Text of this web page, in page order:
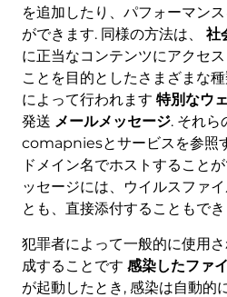
を追加したり、パフォーマン
ができます. 同様の方法は、 社
に正当なコンテンツにアクセ
ことを目的としたさまざまな
によって行われます 特別なウ
発送 メールメッセージ. それら
comapniesとサービスを参照
ドメイン名でホストすること
ッセージには、ウイルスファ
とも、直接添付することもで
犯罪者によって一般的に使用
成することです 感染したファ
が起動したとき, 感染は自動的